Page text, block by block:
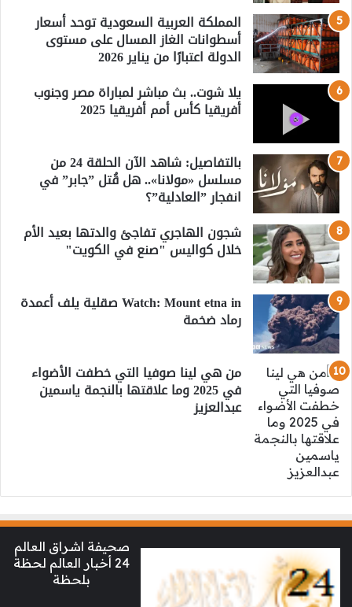
المملكة العربية السعودية توحد أسعار
أسطوانات الغاز المسال على مستوى
الدولة اعتبارًا من يناير 2026
يلا شوت.. بث مباشر لمباراة مصر وجنوب
أفريقيا كأس أمم أفريقيا 2025
بالتفاصيل: شاهد الآن الحلقة 24 من
مسلسل «مولانا».. هل قُتل ”جابر” في
انفجار ”العادلية”؟
شجون الهاجري تفاجئ والدتها بعيد الأم
خلال كواليس "صنع في الكويت"
Watch: Mount etna in صقلية يلف أعمدة
رماد ضخمة
من هي لينا صوفيا التي خطفت الأضواء
في 2025 وما علاقتها بالنجمة ياسمين
عبدالعزيز
صحيفة اشراق العالم
24 أخبار العالم لحظة
بلحظة